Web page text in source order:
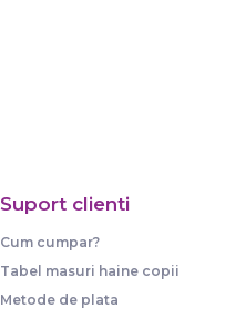
Suport clienti
Cum cumpar?
Tabel masuri haine copii
Metode de plata